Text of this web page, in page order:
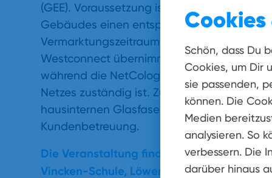
Schön, dass Du
Cookies, um Dir
sie passenden,
können. Die
Medien
analysieren. So
verbessern. Die
darüber hinaus
(GEE). Voraussetzung ist außerdem, dass
Gebäudes einen entsprechenden Vertrag
Vermarktungszeitraum fallen für den
Westconnect übernimmt die
während die NetCologne für die
Netzes zuständig ist. Zusätzlich kümmert
hausinternen Glasfaserverkabelung,
Kundenbetreuung.
Die Veranstaltung findet am 18. April um
Vincken-Schule, Löwener Straße in 53919